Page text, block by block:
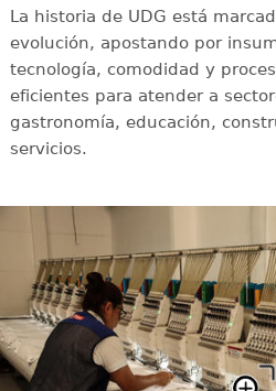
La historia de UDG está
evolución, apostando por
tecnología, comodidad y
eficientes para atender a
gastronomía, educación,
servicios.